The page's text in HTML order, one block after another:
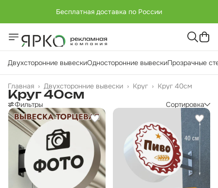
Бесплатная доставка по России
Бесплатная доставка по России
Двухсторонние вывескиОдносторонние вывескиПрозрачные
Круг 40см
Круг ›
Двухсторонние вывески ›
Главная ›
Круг 40см
Фильтры Сортировка